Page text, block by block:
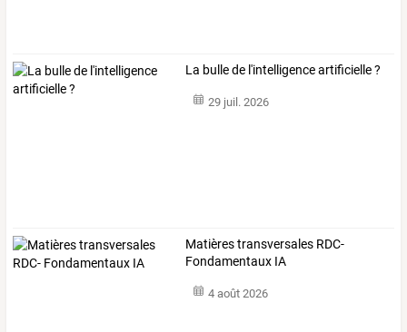
La bulle de l'intelligence artificielle ?
29 juil. 2026
Matières transversales RDC-
Fondamentaux IA
4 août 2026